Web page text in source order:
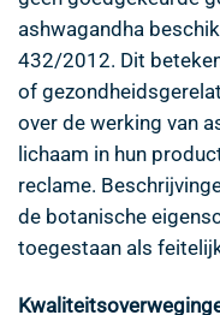
ashwagandha
432/2012. Dit
of
over de werking van
lichaam in hun
reclame.
de botanische
toegestaan als